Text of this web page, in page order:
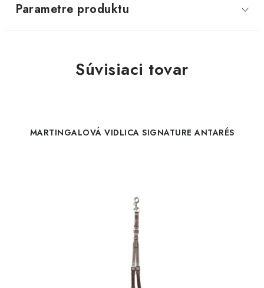
Parametre produktu
Súvisiaci tovar
MARTINGALOVÁ VIDLICA SIGNATURE ANTARÉS